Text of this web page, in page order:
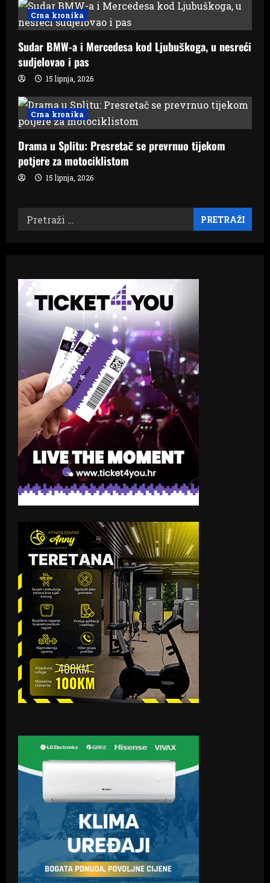
i
o
n
Crna kronika
Sudar BMW-a i Mercedesa kod Ljubuškoga, u nesreći
sudjelovao i pas
15 lipnja, 2026
Crna kronika
Drama u Splitu: Presretač se prevrnuo tijekom
potjere za motociklistom
15 lipnja, 2026
Pretraži: